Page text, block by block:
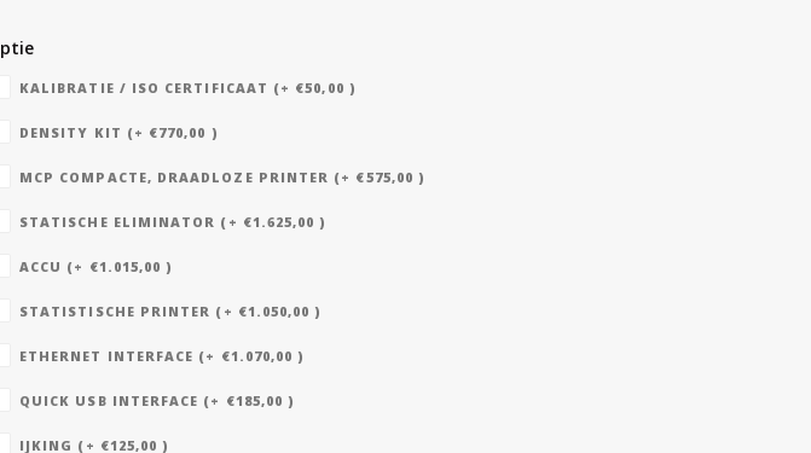
Optie
KALIBRATIE / ISO CERTIFICAAT (+ €50,00 )
DENSITY KIT (+ €770,00 )
MCP COMPACTE, DRAADLOZE PRINTER (+ €575,00 )
STATISCHE ELIMINATOR (+ €1.625,00 )
ACCU (+ €1.015,00 )
STATISTISCHE PRINTER (+ €1.050,00 )
ETHERNET INTERFACE (+ €1.070,00 )
QUICK USB INTERFACE (+ €185,00 )
IJKING (+ €125,00 )